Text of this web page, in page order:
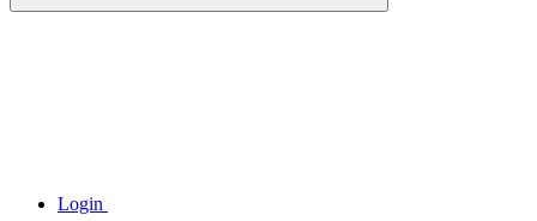
Login